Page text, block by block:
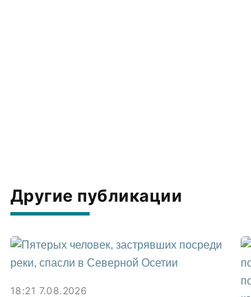
Другие публикации
18:21 7.08.2026